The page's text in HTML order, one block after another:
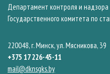
Департамент контроля и надзора
Государственного комитета по
220048, г. Минск, ул. Мясникова, 39
+375 17 226-45-11
mail@dknsgks.by